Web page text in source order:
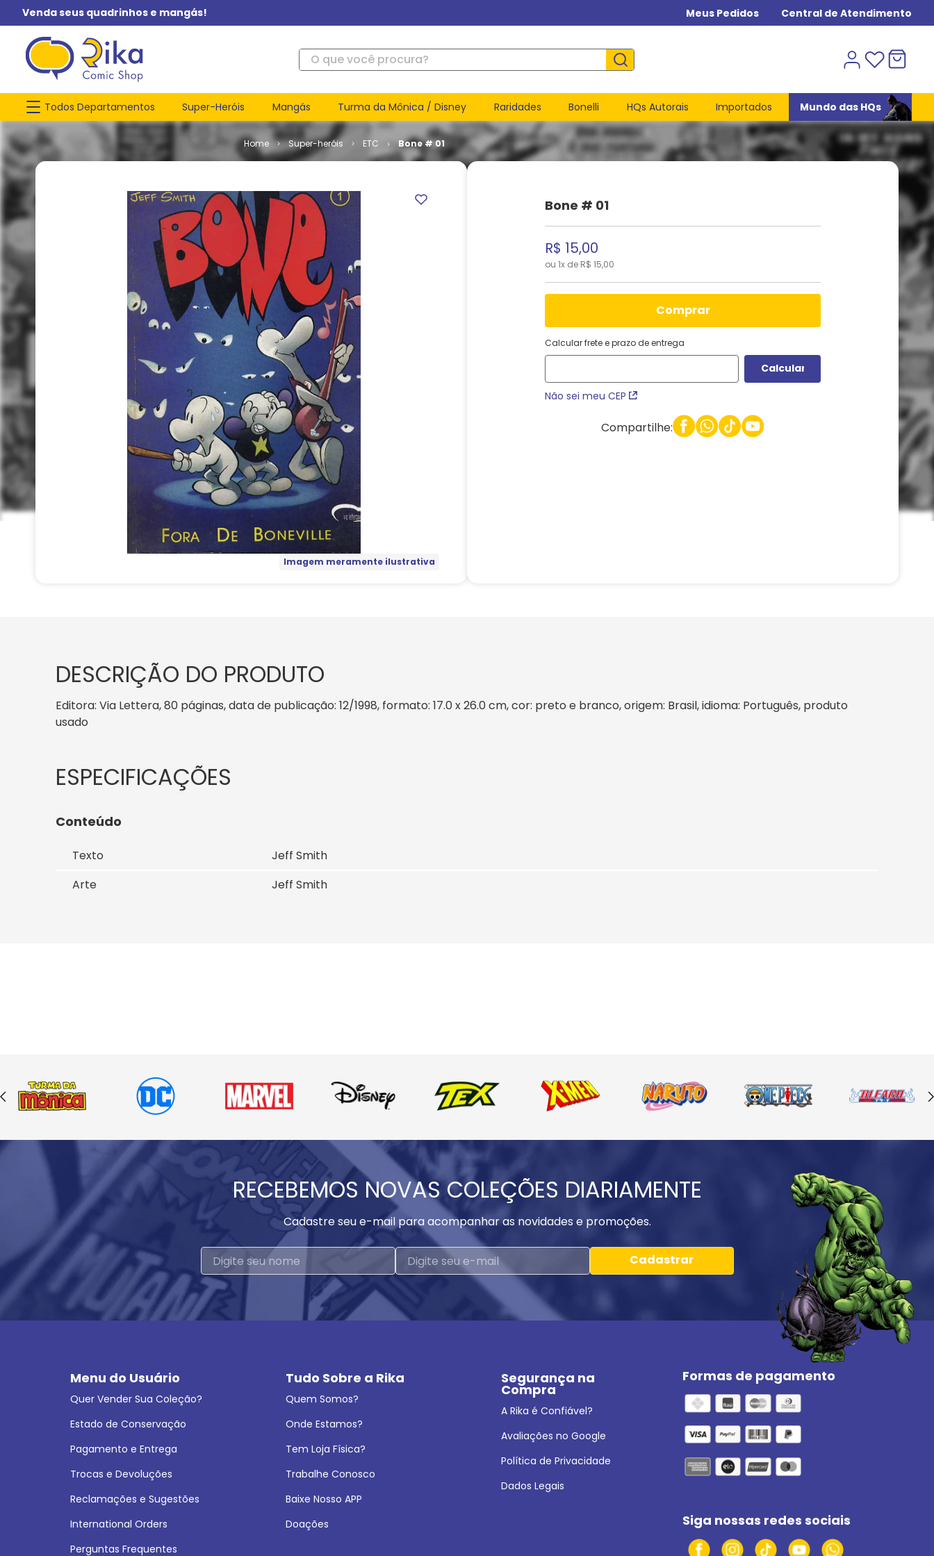
Venda seus quadrinhos e mangás! Meus Pedidos Central de Atendimento
O que você procura?
Todos Departamentos Super-Heróis Mangás Turma da Mônica / Disney Raridades Bonelli HQs Autorais Importados Mundo das HQs
Super-heróis ETC Bone # 01
Imagem meramente ilustrativa
Bone # 01
R$ 15,00
ou 1x de R$ 15,00
comprar
Calcular frete e prazo de entrega
Não sei meu CEP
Compartilhe:
DESCRIÇÃO DO PRODUTO
Editora: Via Lettera, 80 páginas, data de publicação: 12/1998, formato: 17.0 x 26.0 cm, cor: preto e branco, origem: Brasil, idioma: Português, produto
usado
Conteúdo
Texto
Jeff Smith
Arte
Jeff Smith
RECEBEMOS NOVAS COLEÇÕES DIARIAMENTE
Cadastre seu e-mail para acompanhar as novidades e promoções.
Cadastrar
Menu do Usuário
Quer Vender Sua Coleção?
Estado de Conservação
Pagamento e Entrega
Trocas e Devoluções
Reclamações e Sugestões
International Orders
Perguntas Frequentes
Tudo Sobre a Rika
Quem Somos?
Onde Estamos?
Tem Loja Física?
Trabalhe Conosco
Baixe Nosso APP
Doações
Segurança na
Compra
A Rika é Confiável?
Avaliações no Google
Política de Privacidade
Dados Legais
Formas de pagamento
Siga nossas redes sociais